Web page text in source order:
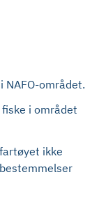
NAFO-området.
i området
ikke